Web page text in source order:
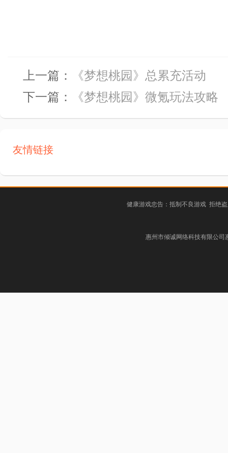
上一篇：
《梦想桃园》总累充活动
下一篇：
《梦想桃园》微氪玩法攻略
友情链接
健康游戏忠告：抵制不良游戏 拒绝
惠州市倾诚网络科技有限公司